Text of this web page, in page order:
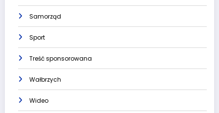
Samorząd
Sport
Treść sponsorowana
Wałbrzych
Wideo